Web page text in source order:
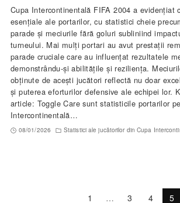
Cupa Intercontinentală FIFA 2004 a evidențiat
esențiale ale portarilor, cu statistici cheie
parade și meciurile fără goluri subliniind
turneului. Mai mulți portari au avut prestații
parade cruciale care au influențat rezultatele
demonstrându-și abilitățile și reziliența.
obținute de acești jucători reflectă nu doar
și puterea eforturilor defensive ale echipei lor.
article: Toggle Care sunt statisticile portarilor
Intercontinentală…
08/01/2026 Statistici ale jucătorilor din Cupa
1 … 3 4 5